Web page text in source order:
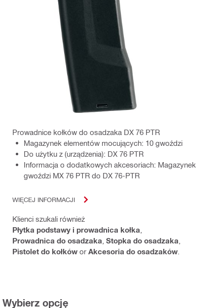
Prowadnice kołków do osadzaka DX 76 PTR
Magazynek elementów mocujących: 10 gwoździ
Do użytku z (urządzenia): DX 76 PTR
Informacja o dodatkowych akcesoriach: Magazynek
gwoździ MX 76 PTR do DX 76-PTR
WIĘCEJ INFORMACJI
Klienci szukali również
Płytka podstawy i prowadnica kołka
Prowadnica do osadzaka Stopka do osadzaka
Pistolet do kołków or Akcesoria do osadzaków
Wybierz opcję